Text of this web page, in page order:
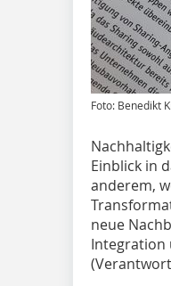
Foto: Benedikt
Einblick in
anderem,
neue
Integration